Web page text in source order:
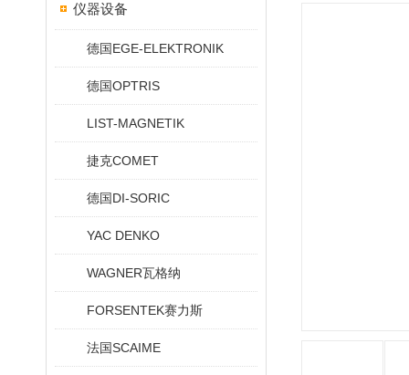
仪器设备
德国EGE-ELEKTRONIK
德国OPTRIS
LIST-MAGNETIK
捷克COMET
德国DI-SORIC
YAC DENKO
WAGNER瓦格纳
FORSENTEK赛力斯
法国SCAIME